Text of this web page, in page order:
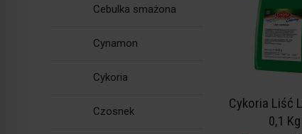
Cykoria Liść
0,1 Kg
Cebulka smażona
Cynamon
Cykoria
Czosnek